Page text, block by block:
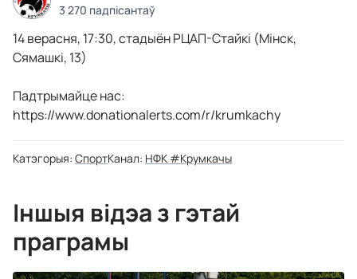
3 270 падпісантаў
14 верасня, 17:30, стадыён РЦАП-Стайкі (Мінск,
Сямашкі, 13)
Падтрымайце нас:
https://www.donationalerts.com/r/krumkachy
Катэгорыя: СпортКанал: НФК #Крумкачы
Іншыя відэа з гэтай
праграмы